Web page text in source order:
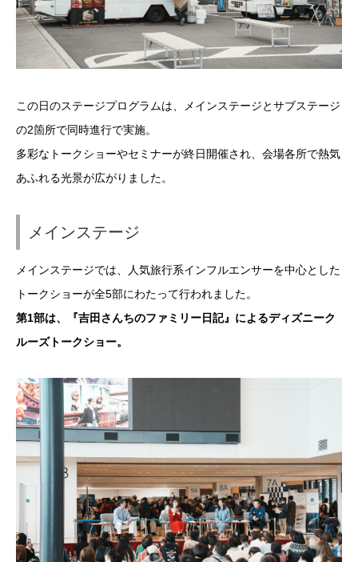
この日のステージプログラムは、メインステージとサブステージ
の2箇所で同時進行で実施。
多彩なトークショーやセミナーが終日開催され、会場各所で熱気
あふれる光景が広がりました。
メインステージ
メインステージでは、人気旅行系インフルエンサーを中心とした
トークショーが全5部にわたって行われました。
第1部は、『吉田さんちのファミリー日記』によるディズニーク
ルーズトークショー。